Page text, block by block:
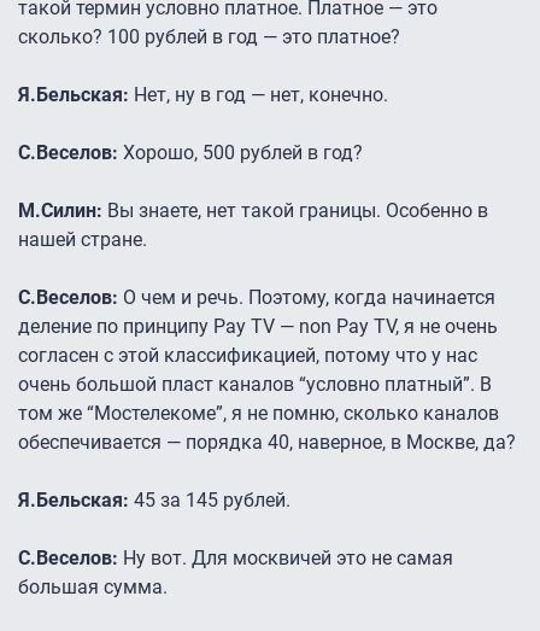
такой термин условно платное. Платное — это
сколько? 100 рублей в год — это платное?
Я.Бельская: Нет, ну в год — нет, конечно.
С.Веселов: Хорошо, 500 рублей в год?
М.Силин: Вы знаете, нет такой границы. Особенно в
нашей стране.
С.Веселов: О чем и речь. Поэтому, когда начинается
деление по принципу Pay TV — non Pay TV, я не очень
согласен с этой классификацией, потому что у нас
очень большой пласт каналов “условно платный”. В
том же “Мостелекоме”, я не помню, сколько каналов
обеспечивается — порядка 40, наверное, в Москве, да?
Я.Бельская: 45 за 145 рублей.
С.Веселов: Ну вот. Для москвичей это не самая
большая сумма.